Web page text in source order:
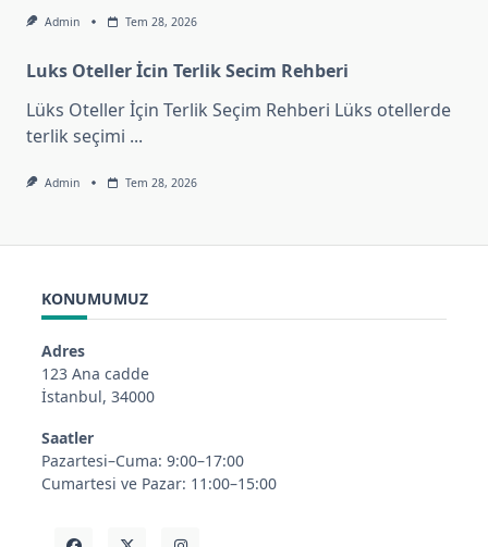
Admin Tem 28, 2026
Luks Oteller İcin Terlik Secim Rehberi
Lüks Oteller İçin Terlik Seçim Rehberi Lüks otellerde
terlik seçimi ...
Admin Tem 28, 2026
KONUMUMUZ
Adres
123 Ana cadde
İstanbul, 34000
Saatler
Pazartesi–Cuma: 9:00–17:00
Cumartesi ve Pazar: 11:00–15:00